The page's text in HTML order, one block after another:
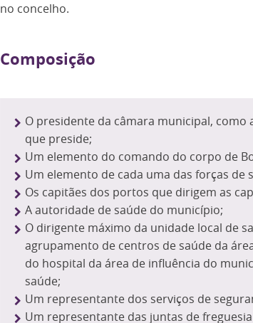
no concelho.
Composição
O presidente da câmara municipal,
que preside;
Um elemento do comando do corpo de
Um elemento de cada uma das forças
Os capitães dos portos que dirigem as
A autoridade de saúde do município;
O dirigente máximo da unidade local de
agrupamento de centros de saúde da
do hospital da área de influência do
saúde;
Um representante dos serviços de
Um representante das juntas de